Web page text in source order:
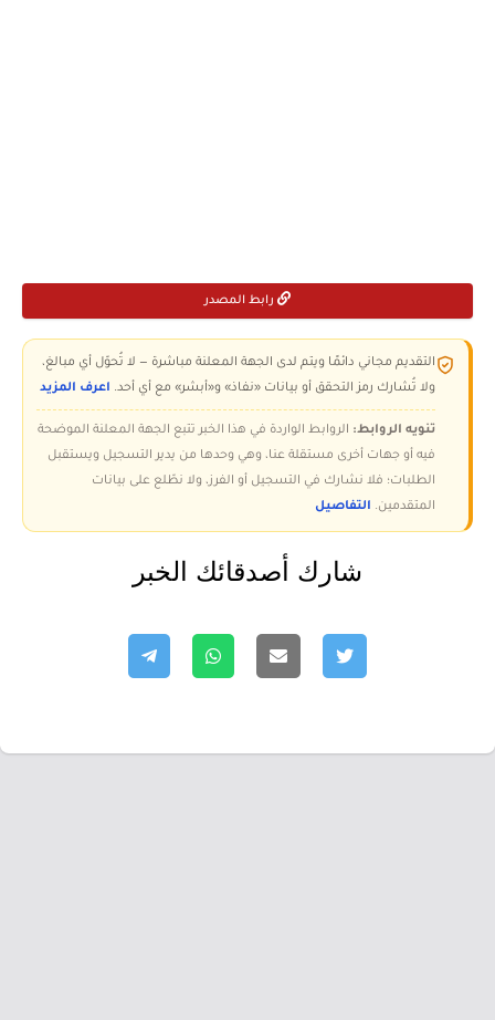
رابط المصدر
التقديم مجاني دائمًا ويتم لدى الجهة المعلنة مباشرة — لا تُحوّل أي مبالغ،
ولا تُشارك رمز التحقق أو بيانات «نفاذ» و«أبشر» مع أي أحد. اعرف المزيد
تنويه الروابط: الروابط الواردة في هذا الخبر تتبع الجهة المعلنة الموضحة
فيه أو جهات أخرى مستقلة عنا، وهي وحدها من يدير التسجيل ويستقبل
الطلبات؛ فلا نشارك في التسجيل أو الفرز، ولا نطّلع على بيانات
المتقدمين. التفاصيل
شارك أصدقائك الخبر